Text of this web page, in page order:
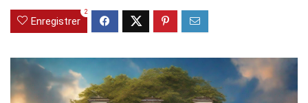
Enregistrer
2